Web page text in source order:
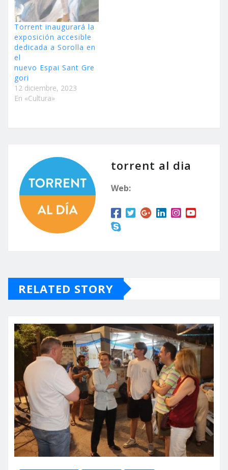
Torrent inaugurará la
exposición accesible
dedicada a Sorolla en
el
nuevo Espai Sant Gre
gori
12 diciembre, 2023
En «Cultura»
torrent al dia
Web:
RELATED STORY